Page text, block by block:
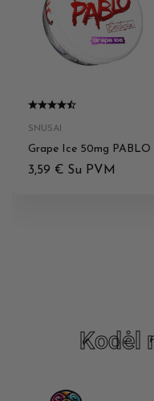
SNUSAI
Grape Ice 50mg PABLO
3,59 € Su PVM
Kodėl